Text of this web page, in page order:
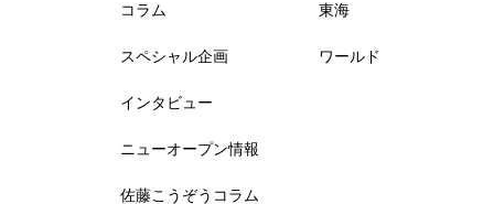
コラム
スペシャル企画
インタビュー
ニューオープン情報
佐藤こうぞうコラム
東海
ワールド